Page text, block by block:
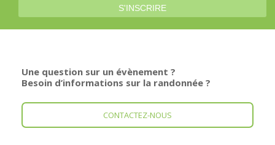
Une question sur un évènement ?
Besoin d’informations sur la randonnée ?
CONTACTEZ-NOUS